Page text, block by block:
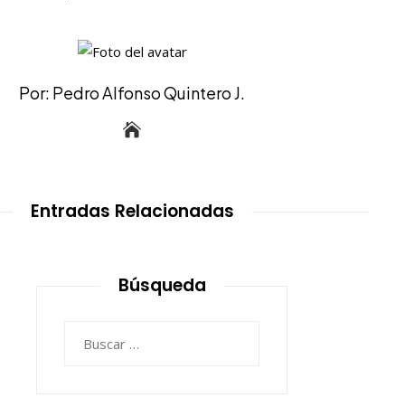
Por: Pedro Alfonso Quintero J.
Entradas Relacionadas
Búsqueda